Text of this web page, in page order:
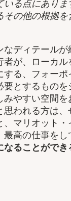
る点にあり
の他の根拠
ディテール
が、ローカ
る、フォー
とするもの
やすい空間
われる方は
マリオット
高の仕事をし
なることができ